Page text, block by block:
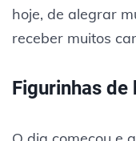
hoje, de alegrar
receber muitos
Figurinhas